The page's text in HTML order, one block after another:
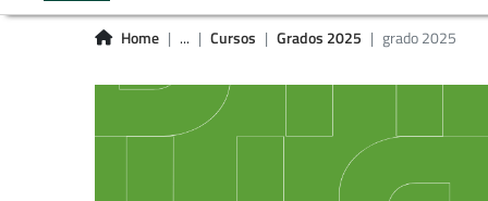
Home ... Cursos Grados 2025 grado 2025